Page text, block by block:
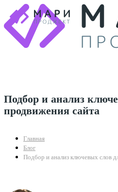
Подбор и анализ
продвижения сайта
Главная
Блог
Подбор и анализ ключевых слов